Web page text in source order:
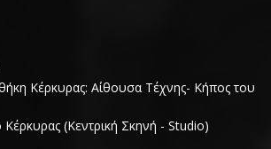
Κέρκυρας: Αίθουσα Τέχνης- Κήπος του
(Κεντρική Σκηνή - Studio)